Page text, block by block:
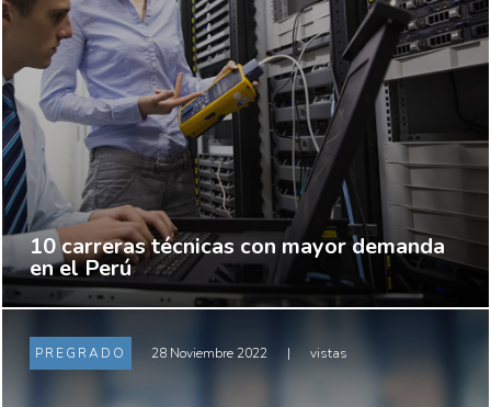
10 carreras técnicas con mayor demanda
en el Perú
PREGRADO 28 Noviembre 2022 | vistas